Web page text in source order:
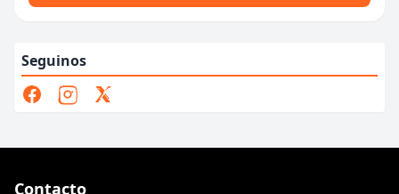
Seguinos
Contacto